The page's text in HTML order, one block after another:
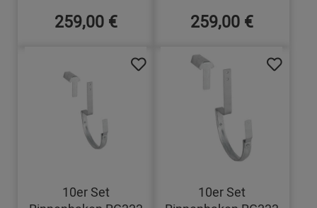
259,00 € 259,00 €
10er Set
10er Set